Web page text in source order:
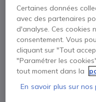
x1
Kimex
26,14 €
Points Forts
Cleyver Medium Large
Usage : salles de taille
Caméra 4K Ultra HD
Pour affichage
Certaines données
avec des partenaires
d'analyse. Ces cookies
consentement. Vous
cliquant sur "Tout
"Paramétrer les
tout moment dans la
En savoir plus sur nos